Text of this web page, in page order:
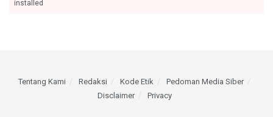
installed
Tentang Kami Redaksi Kode Etik
Pedoman Media Siber
Disclaimer
Privacy